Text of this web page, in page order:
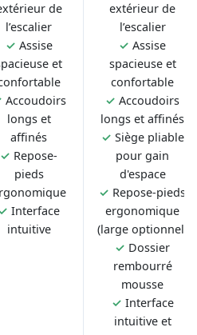
de
l’escalier
✓ Assise
et
Accoudoirs
longs et
affinés
✓ Repose-
pieds
Interface
intuitive
extérieur de
l’escalier
✓ Assise
spacieuse et
confortable
✓ Accoudoirs
longs et affinés
✓ Siège pliable
pour gain
d'espace
✓ Repose-pieds
ergonomique
(large optionnel)
✓ Dossier
rembourré
mousse
✓ Interface
intuitive et